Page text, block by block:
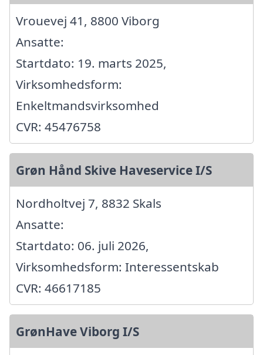
Vrouevej 41, 8800 Viborg
Ansatte:
Startdato: 19. marts 2025,
Virksomhedsform:
Enkeltmandsvirksomhed
CVR: 45476758
Grøn Hånd Skive Haveservice I/S
Nordholtvej 7, 8832 Skals
Ansatte:
Startdato: 06. juli 2026,
Virksomhedsform: Interessentskab
CVR: 46617185
GrønHave Viborg I/S